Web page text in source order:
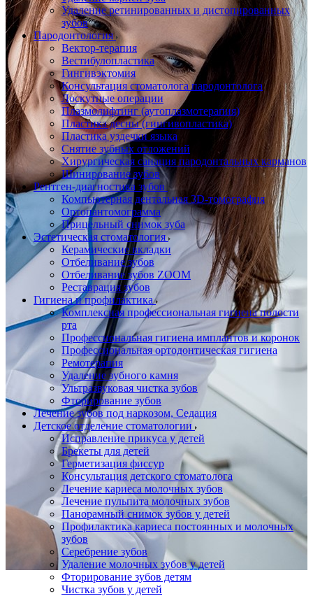
Удаление ретинированных и дистопированных
зубов
Пародонтология
Вектор-терапия
Вестибулопластика
Гингивэктомия
Консультация стоматолога пародонтолога
Лоскутные операции
Плазмолифтинг (аутоплазмотерапия)
Пластика десны (гингивопластика)
Пластика уздечки языка
Снятие зубных отложений
Хирургическая санация пародонтальных карманов
Шинирование зубов
Рентген-диагностика зубов
Компьютерная дентальная 3D-томография
Ортопантомограмма
Прицельный снимок зуба
Эстетическая стоматология
Керамические вкладки
Отбеливание зубов
Отбеливание зубов ZOOM
Реставрация зубов
Гигиена и профилактика
Комплексная профессиональная гигиена полости
рта
Профессиональная гигиена имплантов и коронок
Профессиональная ортодонтическая гигиена
Ремотерапия
Удаление зубного камня
Ультразвуковая чистка зубов
Фторирование зубов
Лечение зубов под наркозом, Седация
Детское отделение стоматологии
Исправление прикуса у детей
Брекеты для детей
Герметизация фиссур
Консультация детского стоматолога
Лечение кариеса молочных зубов
Лечение пульпита молочных зубов
Панорамный снимок зубов у детей
Профилактика кариеса постоянных и молочных
зубов
Серебрение зубов
Удаление молочных зубов у детей
Фторирование зубов детям
Чистка зубов у детей